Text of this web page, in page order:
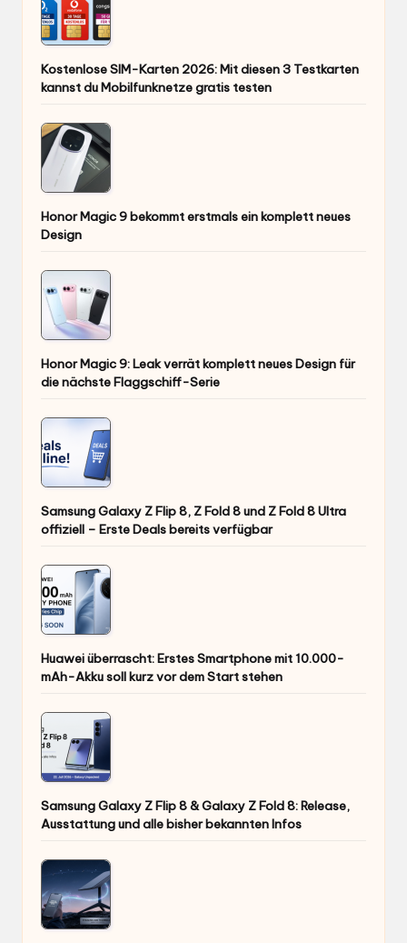
Kostenlose SIM-Karten 2026: Mit diesen 3 Testkarten
kannst du Mobilfunknetze gratis testen
Honor Magic 9 bekommt erstmals ein komplett neues
Design
Honor Magic 9: Leak verrät komplett neues Design für
die nächste Flaggschiff-Serie
Samsung Galaxy Z Flip 8, Z Fold 8 und Z Fold 8 Ultra
offiziell – Erste Deals bereits verfügbar
Huawei überrascht: Erstes Smartphone mit 10.000-
mAh-Akku soll kurz vor dem Start stehen
Samsung Galaxy Z Flip 8 & Galaxy Z Fold 8: Release,
Ausstattung und alle bisher bekannten Infos